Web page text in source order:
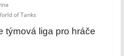
of Tanks
týmová liga pro hráče